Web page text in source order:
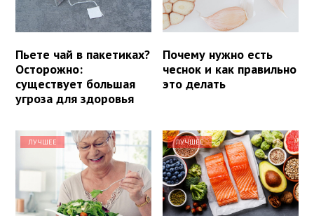
Пьете чай в пакетиках?
Осторожно:
существует большая
угроза для здоровья
Почему нужно есть
чеснок и как правильно
это делать
ЛУЧШЕЕ ЛУЧШЕЕ